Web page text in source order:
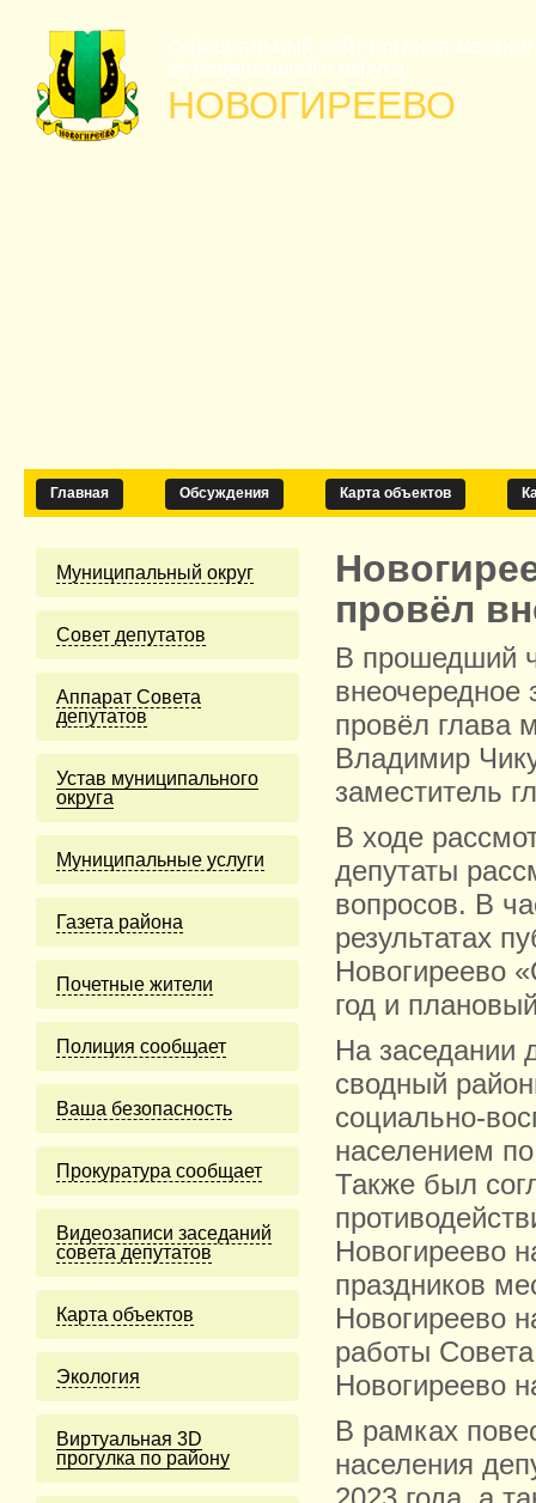
Официальный сайт органов
муниципального округа
НОВОГИРЕЕВО
Главная Обсуждения Карта объектов
Муниципальный округ
Cовет депутатов
Аппарат Совета
депутатов
Устав муниципального
округа
Муниципальные услуги
Газета района
Почетные жители
Полиция сообщает
Ваша безопасность
Прокуратура сообщает
Видеозаписи заседаний
совета депутатов
Карта объектов
Экология
Виртуальная 3D
прогулка по району
провёл
В прошедший
внеочередное
провёл глава
Владимир
заместитель
В ходе
депутаты
вопросов. В
результатах
Новогиреево
год и
На заседании
сводный
социально-
населением
Также был
Новогиреево
праздников
Новогиреево
работы
Новогиреево
В рамках
населения